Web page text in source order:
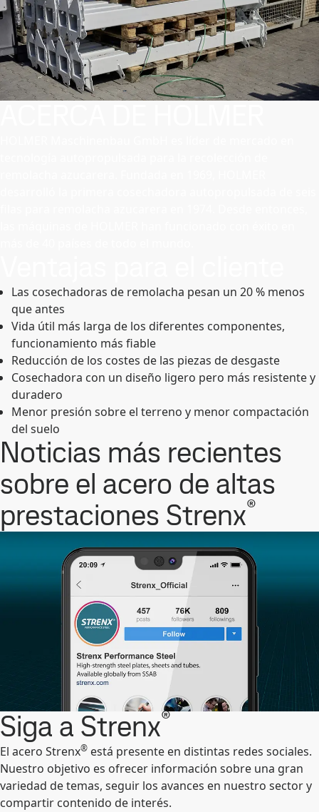
Las cosechadoras de remolacha pesan un 20 % menos
que antes
Vida útil más larga de los diferentes componentes,
funcionamiento más fiable
Reducción de los costes de las piezas de desgaste
Cosechadora con un diseño ligero pero más resistente y
duradero
Menor presión sobre el terreno y menor compactación
del suelo
Noticias más recientes
sobre el acero de altas
prestaciones Strenx®
Siga a Strenx®
El acero Strenx® está presente en distintas redes sociales.
Nuestro objetivo es ofrecer información sobre una gran
variedad de temas, seguir los avances en nuestro sector y
compartir contenido de interés.